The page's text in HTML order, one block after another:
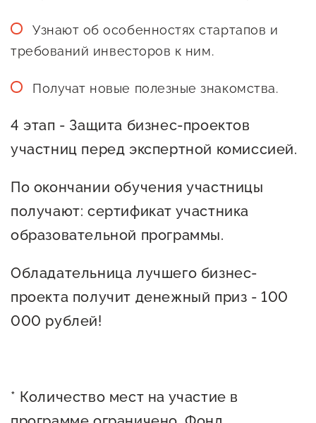
Узнают об особенностях стартапов и
требований инвесторов к ним.
Получат новые полезные знакомства.
4 этап - Защита бизнес-проектов
участниц перед экспертной комиссией.
По окончании обучения участницы
получают: сертификат участника
образовательной программы.
Обладательница лучшего бизнес-
проекта получит денежный приз - 100
000 рублей!
* Количество мест на участие в